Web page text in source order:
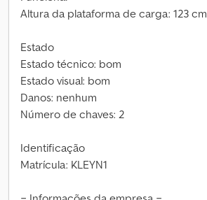
Altura da plataforma de carga: 123 cm
Estado
Estado técnico: bom
Estado visual: bom
Danos: nenhum
Número de chaves: 2
Identificação
Matrícula: KLEYN1